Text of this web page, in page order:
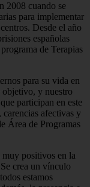
2008 cuando se
para implementar
Desde el año
españolas
de Terapias
para su vida en
objetivo, y nuestro
participan en este
carencias afectivas y
Área de Programas
muy positivos en la
crea un vínculo
estamos